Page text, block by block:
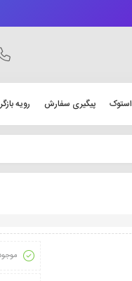
استوک پیگیری سفارش رویه